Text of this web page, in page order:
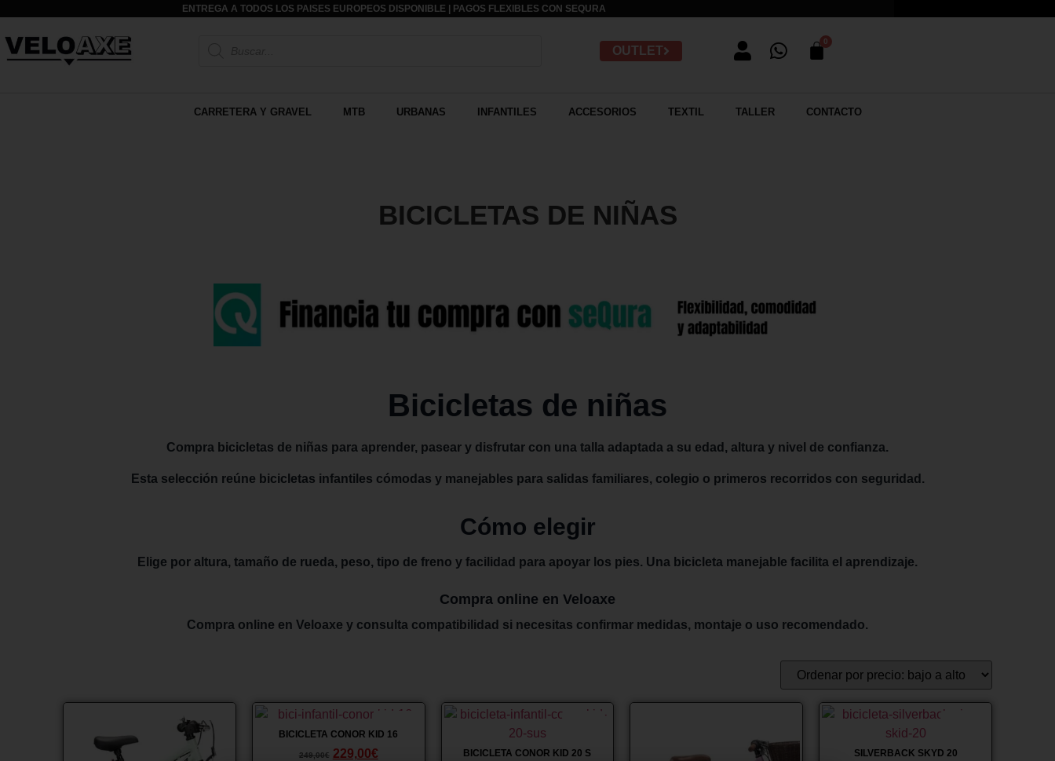
ENTREGA A TODOS LOS PAISES EUROPEOS DISPONIBLE | PAGOS FLEXIBLES CON SEQURA
OUTLET
CARRETERA Y GRAVEL MTB URBANAS INFANTILES ACCESORIOS TEXTIL TALLER CONTACTO
BICICLETAS DE NIÑAS
Bicicletas de niñas
Compra bicicletas de niñas para aprender, pasear y disfrutar con una talla adaptada a su edad, altura y nivel de confianza.
Esta selección reúne bicicletas infantiles cómodas y manejables para salidas familiares, colegio o primeros recorridos con seguridad.
Cómo elegir
Elige por altura, tamaño de rueda, peso, tipo de freno y facilidad para apoyar los pies. Una bicicleta manejable facilita el aprendizaje.
Compra online en Veloaxe
Compra online en Veloaxe y consulta compatibilidad si necesitas confirmar medidas, montaje o uso recomendado.
¡Oferta! ¡Oferta!
BICICLETA CONOR KID 16
249,00€ 229,00€
¡Oferta!
BICICLETA CONOR KID 20 S
¡Oferta!
SILVERBACK SKYD 20